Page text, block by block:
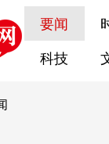
要闻
科技